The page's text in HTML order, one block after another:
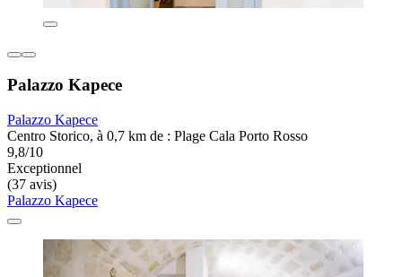
Palazzo Kapece
Palazzo Kapece
Centro Storico, à 0,7 km de : Plage Cala Porto Rosso
9,8/10
Exceptionnel
(37 avis)
Palazzo Kapece